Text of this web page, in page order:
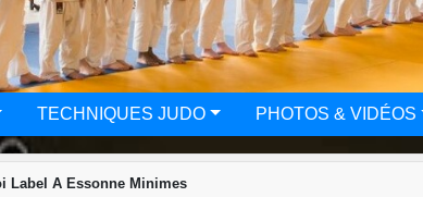
TECHNIQUES JUDO PHOTOS & VIDÉOS
Label A Essonne Minimes